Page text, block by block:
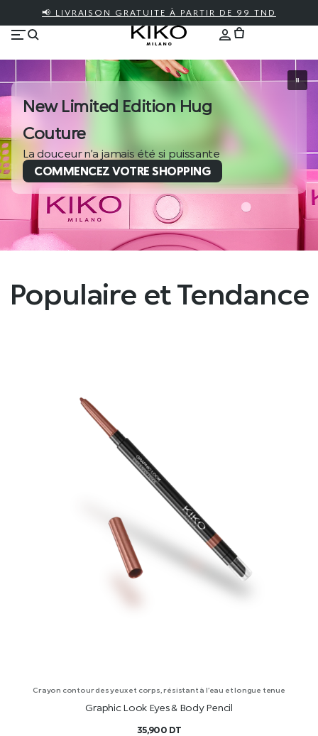
📢 LIVRAISON GRATUITE À PARTIR DE 99 TND
New Limited Edition Hug
Couture
La douceur n’a jamais été si puissante
COMMENCEZ VOTRE SHOPPING
Populaire et Tendance
Crayon contour des yeux et corps, résistant à l’eau et longue tenue
Graphic Look Eyes & Body Pencil
35,900 DT